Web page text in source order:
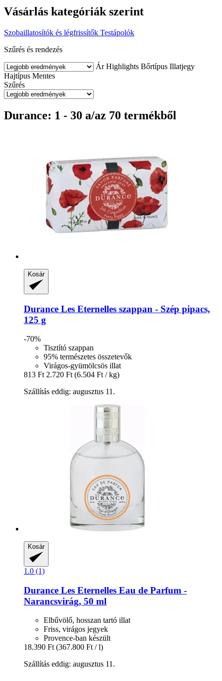
Vásárlás kategóriák szerint
Szobaillatosítók és légfrissítők Testápolók
Szűrés és rendezés
Ár Highlights Bőrtípus Illatjegy
Hajtípus Mentes
Szűrés
Durance: 1 - 30 a/az 70 termékből
Kosár
Durance Les Eternelles szappan -​ Szép pipacs,
125 g
-70%
Tisztító szappan
95% természetes összetevők
Virágos-gyümölcsös illat
813 Ft 2.720 Ft (6.504 Ft / kg)
Szállítás eddig: augusztus 11.
Kosár
1.0 (1)
Durance Les Eternelles Eau de Parfum -​
Narancsvirág, 50 ml
Elbűvölő, hosszan tartó illat
Friss, virágos jegyek
Provence-ban készült
18.390 Ft (367.800 Ft / l)
Szállítás eddig: augusztus 11.